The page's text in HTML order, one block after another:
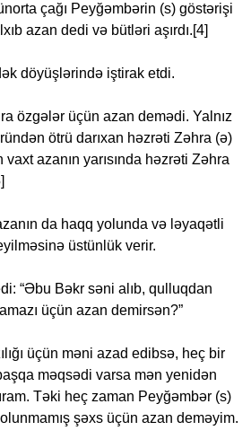
çağı Peyğəmbərin (s) göstərişi
azan dedi və bütləri aşırdı.[4]
döyüşlərində iştirak etdi.
özgələr üçün azan demədi. Yalnız
ötrü darıxan həzrəti Zəhra (ə)
azanın yarısında həzrəti Zəhra
da haqq yolunda və ləyaqətli
üstünlük verir.
“Əbu Bəkr səni alıb, qulluqdan
üçün azan demirsən?”
üçün məni azad edibsə, heç bir
məqsədi varsa mən yenidən
Təki heç zaman Peyğəmbər (s)
şəxs üçün azan deməyim.